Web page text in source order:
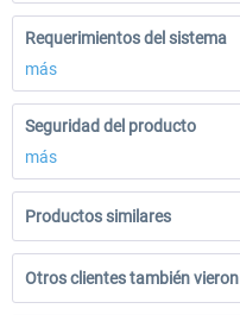
Requerimientos del sistema
más
Seguridad del producto
más
Productos similares
Otros clientes también vieron